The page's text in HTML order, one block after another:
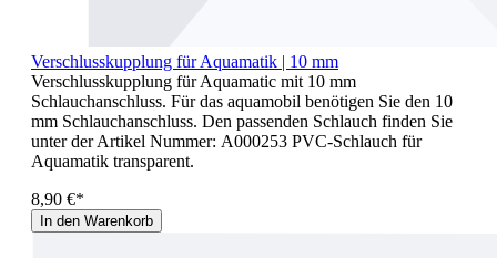
Verschlusskupplung für Aquamatik | 10 mm
Verschlusskupplung für Aquamatic mit 10 mm
Schlauchanschluss. Für das aquamobil benötigen Sie den 10
mm Schlauchanschluss. Den passenden Schlauch finden Sie
unter der Artikel Nummer: A000253 PVC-Schlauch für
Aquamatik transparent.
8,90 €*
In den Warenkorb